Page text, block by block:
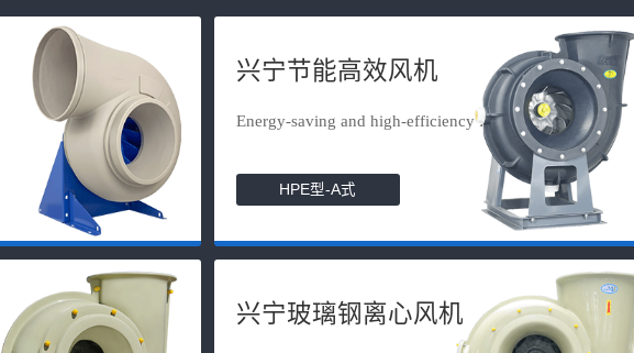
兴宁节能高效风机
Energy-saving and high-efficiency f...
HPE型-A式
兴宁玻璃钢离心风机